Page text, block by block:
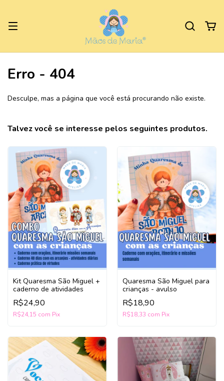
Erro - 404
Desculpe, mas a página que você está procurando não existe.
Talvez você se interesse pelos seguintes produtos.
Kit Quaresma São Miguel +
caderno de atividades
R$24,90
R$24,15 com Pix
Quaresma São Miguel para
crianças - avulso
R$18,90
R$18,33 com Pix